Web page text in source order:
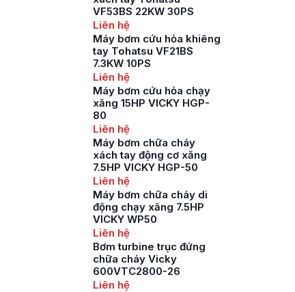
VF53BS 22KW 30PS
Liên hệ
Máy bơm cứu hỏa khiêng
tay Tohatsu VF21BS
7.3KW 10PS
Liên hệ
Máy bơm cứu hỏa chạy
xăng 15HP VICKY HGP-
80
Liên hệ
Máy bơm chữa cháy
xách tay động cơ xăng
7.5HP VICKY HGP-50
Liên hệ
Máy bơm chữa cháy di
động chạy xăng 7.5HP
VICKY WP50
Liên hệ
Bơm turbine trục đứng
chữa cháy Vicky
600VTC2800-26
Liên hệ